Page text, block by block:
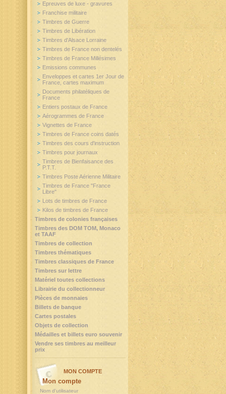
Epreuves de luxe - gravures
Franchise militaire
Timbres de Guerre
Timbres de Libération
Timbres d'Alsace Lorraine
Timbres de France non dentelés
Timbres de France Millésimes
Emissions communes
Enveloppes et cartes 1er Jour de
France, cartes maximum
Documents philatéliques de
France
Entiers postaux de France
Aérogrammes de France
Vignettes de France
Timbres de France coins datés
Timbres des cours d'instruction
Timbres pour journaux
Timbres de Bienfaisance des
P.T.T.
Timbres Poste Aérienne Militaire
Timbres de France "France
Libre"
Lots de timbres de France
Kilos de timbres de France
Timbres de colonies françaises
Timbres des DOM TOM, Monaco
et TAAF
Timbres de collection
Timbres thématiques
Timbres classiques de France
Timbres sur lettre
Matériel toutes collections
Librairie du collectionneur
Pièces de monnaies
Billets de banque
Cartes postales
Objets de collection
Médailles et billets euro souvenir
Vendre ses timbres au meilleur
prix
MON COMPTE
Mon compte
Nom d'utilisateur